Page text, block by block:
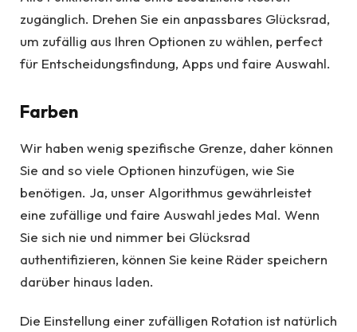
zugänglich. Drehen Sie ein anpassbares Glücksrad,
um zufällig aus Ihren Optionen zu wählen, perfect
für Entscheidungsfindung, Apps und faire Auswahl.
Farben
Wir haben wenig spezifische Grenze, daher können
Sie and so viele Optionen hinzufügen, wie Sie
benötigen. Ja, unser Algorithmus gewährleistet
eine zufällige und faire Auswahl jedes Mal. Wenn
Sie sich nie und nimmer bei Glücksrad
authentifizieren, können Sie keine Räder speichern
darüber hinaus laden.
Die Einstellung einer zufälligen Rotation ist natürlich